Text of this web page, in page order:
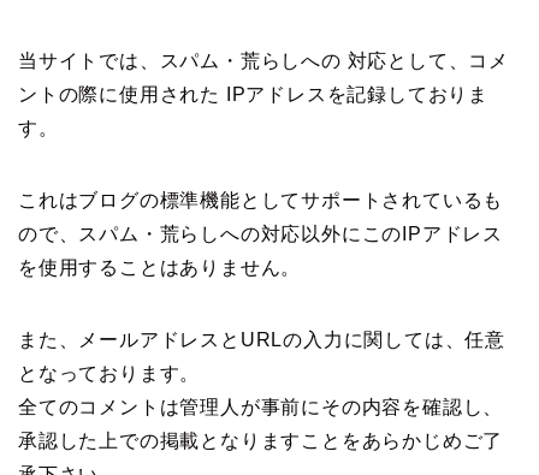
当サイトでは、スパム・荒らしへの 対応として、コメ
ントの際に使用された IPアドレスを記録しておりま
す。
これはブログの標準機能としてサポートされているも
ので、スパム・荒らしへの対応以外にこのIPアドレス
を使用することはありません。
また、メールアドレスとURLの入力に関しては、任意
となっております。
全てのコメントは管理人が事前にその内容を確認し、
承認した上での掲載となりますことをあらかじめご了